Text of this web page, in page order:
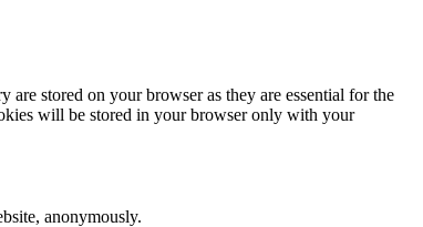
are stored on your browser as they are essential for the
will be stored in your browser only with your
anonymously.